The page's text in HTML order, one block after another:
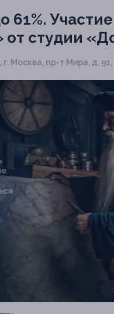
61%.
от студии
г. Москва, пр-т Мира, д. 91,